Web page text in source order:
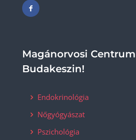
Magánorvosi Centrum
Budakeszin!
Endokrinológia
Nőgyógyászat
Pszichológia